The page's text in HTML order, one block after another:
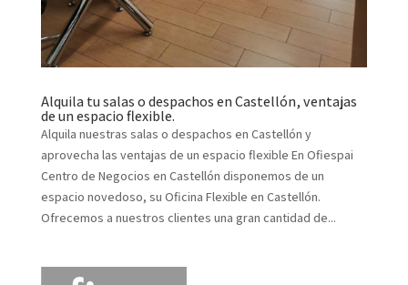
Alquila tu salas o despachos en Castellón, ventajas
de un espacio flexible.
Alquila nuestras salas o despachos en Castellón y
aprovecha las ventajas de un espacio flexible En Ofiespai
Centro de Negocios en Castellón disponemos de un
espacio novedoso, su Oficina Flexible en Castellón.
Ofrecemos a nuestros clientes una gran cantidad de...